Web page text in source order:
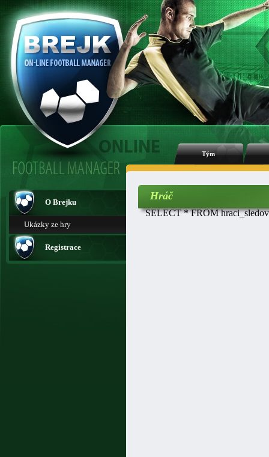
Tým
O Brejku
Ukázky ze hry
Registrace
Hráč
SELECT * FROM